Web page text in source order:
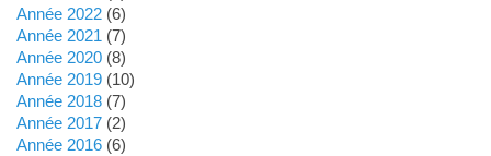
année 2022(6)
année 2021 (7)
année 2020(8)
année 2019(10)
année 2018(7)
année 2017(2)
année 2016(6)